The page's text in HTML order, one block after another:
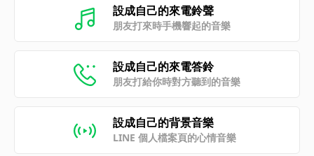
設成自己的來電鈴聲
朋友打來時手機響起的音樂
設成自己的來電答鈴
朋友打給你時對方聽到的音樂
設成自己的背景音樂
LINE 個人檔案頁的心情音樂